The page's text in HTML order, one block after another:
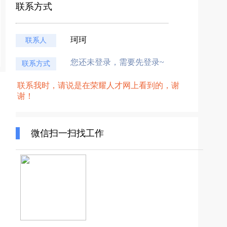
联系方式
联系人 珂珂
联系方式 您还未登录，需要先登录~
联系我时，请说是在荣耀人才网上看到的，谢
谢！
微信扫一扫找工作